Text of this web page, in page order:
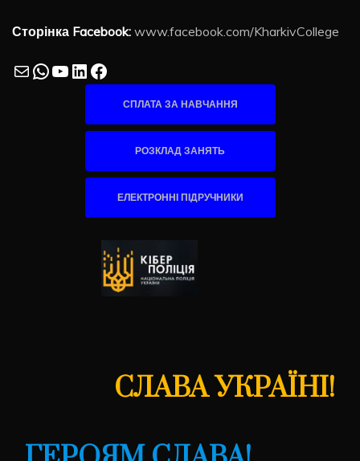
Сторінка Facebook: www.facebook.com/KharkivCollege
MailWhatsApp
YouTube
LinkedIn
Facebook
СПЛАТА ЗА НАВЧАННЯ
РОЗКЛАД ЗАНЯТЬ
ЕЛЕКТРОННІ ПІДРУЧНИКИ
СЛАВА УКРАЇНІ!